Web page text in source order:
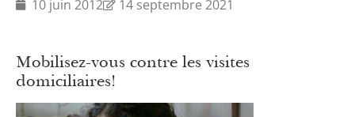
10 juin 2012 14 septembre 2021
Mobilisez-vous contre les visites
domiciliaires!